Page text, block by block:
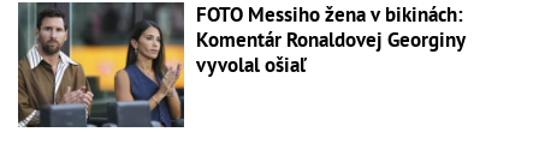
FOTO Messiho žena v bikinách:
Komentár Ronaldovej Georginy
vyvolal ošiaľ